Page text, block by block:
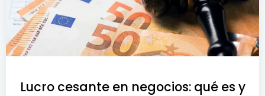
Lucro cesante en negocios: qué es y